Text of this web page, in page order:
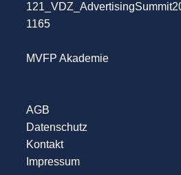
1165
MVFP Akademie
AGB
Datenschutz
Kontakt
Impressum